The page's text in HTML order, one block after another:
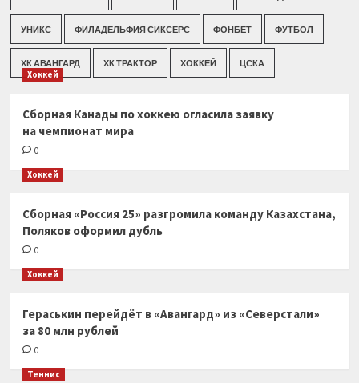
УНИКС ФИЛАДЕЛЬФИЯ СИКСЕРС ФОНБЕТ ФУТБОЛ
ХК АВАНГАРД ХК ТРАКТОР ХОККЕЙ ЦСКА
Хоккей
Сборная Канады по хоккею огласила заявку
на чемпионат мира
0
Хоккей
Сборная «Россия 25» разгромила команду Казахстана,
Поляков оформил дубль
0
Хоккей
Гераськин перейдёт в «Авангард» из «Северстали»
за 80 млн рублей
0
Теннис